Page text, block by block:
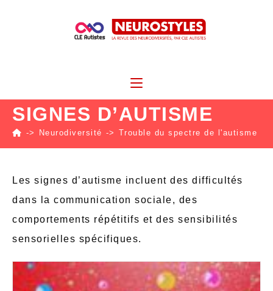
SIGNES D’AUTISME
-> Neurodiversité -> Trouble du spectre de l'autisme
Les signes d’autisme incluent des difficultés
dans la communication sociale, des
comportements répétitifs et des sensibilités
sensorielles spécifiques.